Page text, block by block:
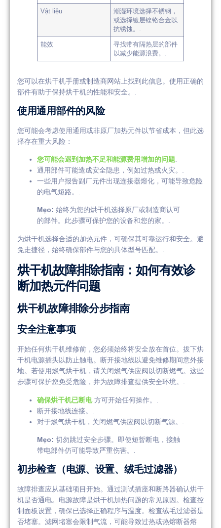
Vật liệu
潮湿环境选择不锈钢，
或选择镀层镍铬合金以
抗锈蚀。.
能效
寻找带有隔热层的部件
以减少能源浪费。.
您可以在烘干机手册或制造商网站上找到此信息。使用正确的
部件有助于保持烘干机的性能和安全。.
使用通用部件的风险
您可能会考虑使用通用或非原厂加热元件以节省成本，但此选
择存在重大风险：
您可能会遇到加热不足和能源费用增加的问题.
通用部件可能造成安全隐患，例如过热或火灾。.
一些用户报告副厂元件出现连接器熔化，可能导致危险
的电气短路。.
Mẹo: 始终为您的烘干机选择原厂或制造商认可
的部件。此步骤可保护您的设备和您的家。.
为烘干机选择合适的加热元件，可确保其可靠运行和安全。避
免走捷径，始终确保部件与您的具体型号匹配。.
烘干机故障排除指南：如何有效诊
断加热元件问题
烘干机故障排除分步指南
安全注意事项
开始任何烘干机维修前，您必须始终将安全放在首位。拔下烘
干机电源插头以防止触电。断开接地线以避免维修期间意外接
地。若使用燃气烘干机，请关闭燃气供应阀以切断燃气。这些
步骤可保护您免受危险，并为故障排查提供安全环境。.
确保烘干机已断电方可开始任何操作。.
断开接地线连接。.
对于燃气烘干机，关闭燃气供应阀以切断气源。.
Mẹo: 切勿跳过安全步骤。即使短暂断电，接触
带电部件仍可能导致严重伤害。.
初步检查（电源、设置、绒毛过滤器）
故障排查应从基础项目开始。通过测试插座和断路器确认烘干
机是否通电。电源故障是烘干机加热问题的常见原因。检查控
制面板设置，确保已选择正确程序与温度。检查绒毛过滤器是
否堵塞。滤网堵塞会限制气流，可能导致过热或热熔断器熔